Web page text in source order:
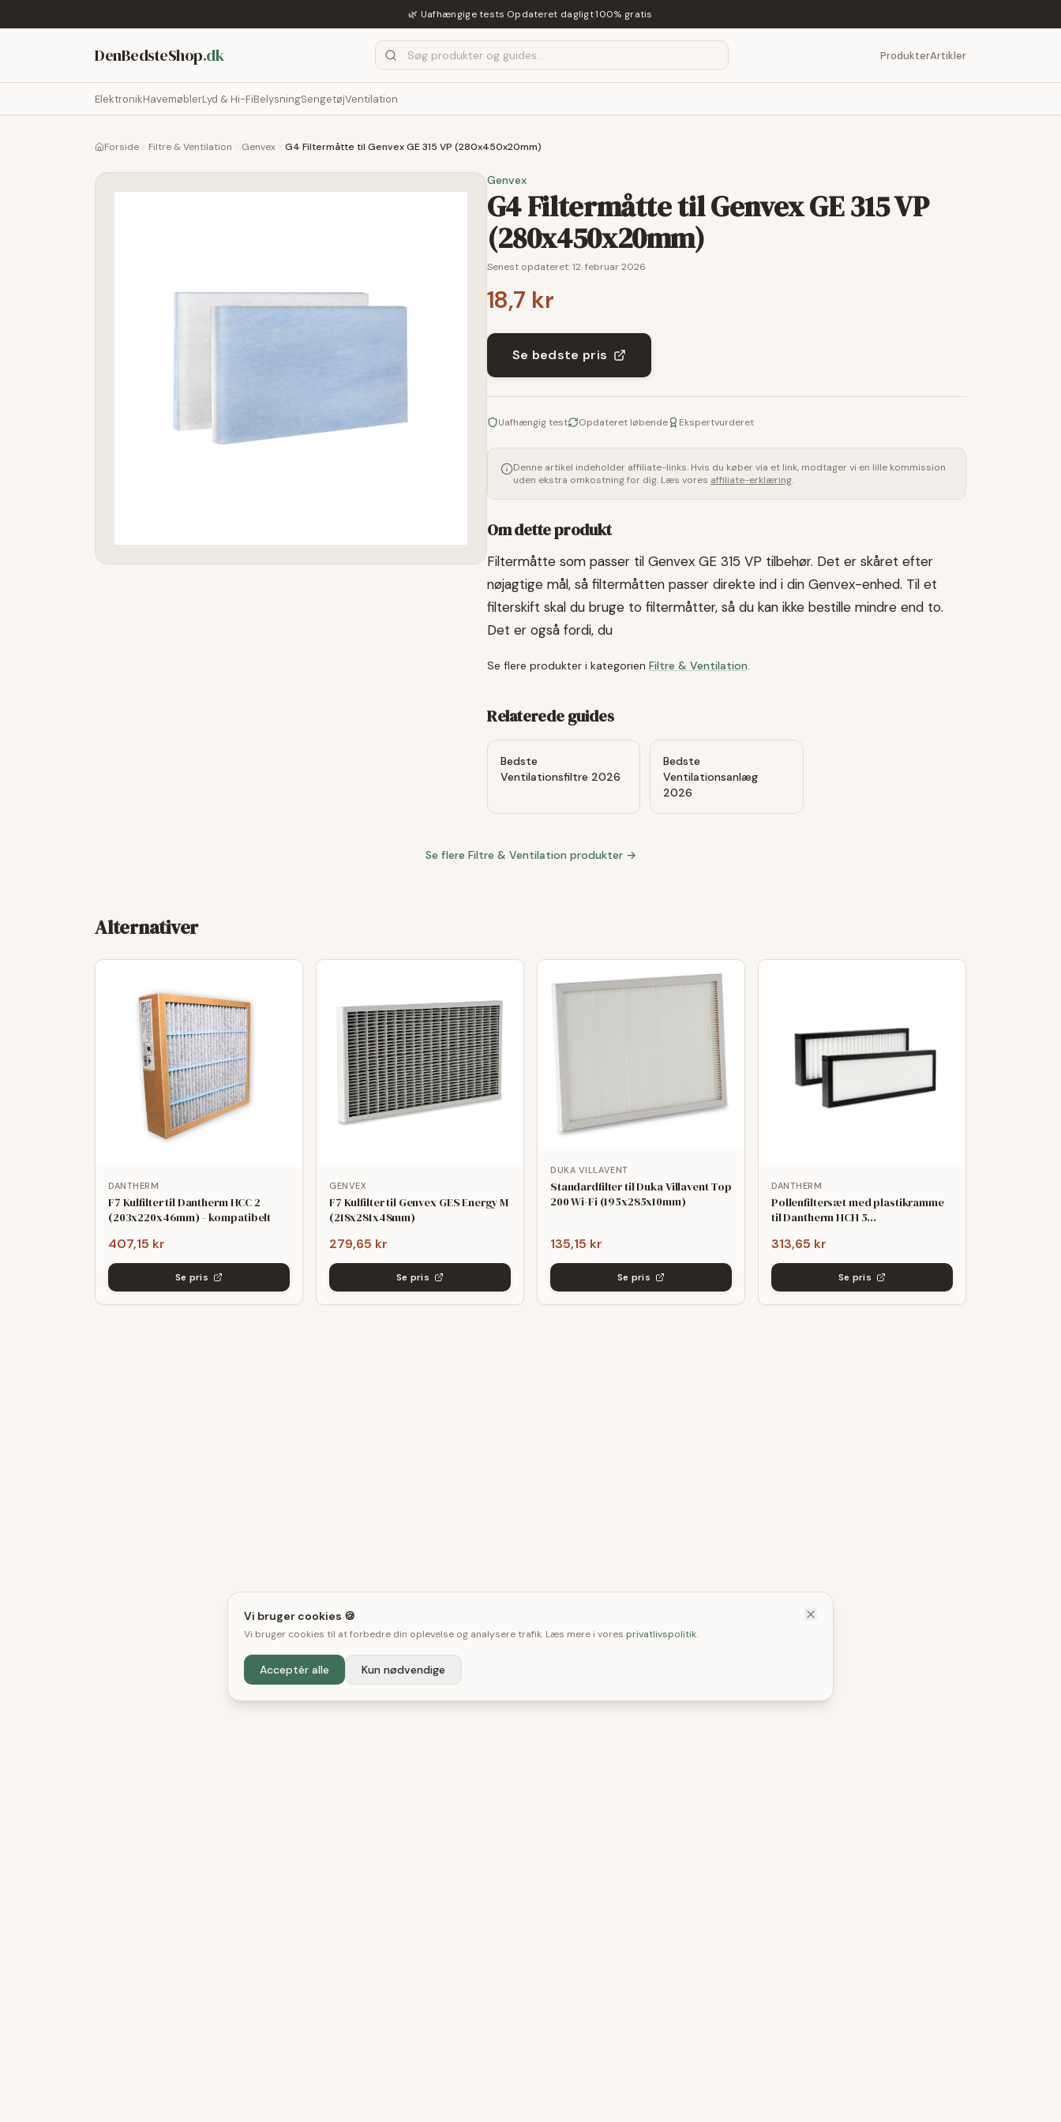
🌿 Uafhængige tests·Opdateret dagligt·100% gratis
DenBedsteShop.dk ProdukterArtikler
ElektronikHavemøblerLyd & Hi-FiBelysningSengetøjVentilation
Forside Filtre & Ventilation Genvex G4 Filtermåtte til Genvex GE 315 VP (280x450x20mm)
Genvex
G4 Filtermåtte til Genvex GE 315 VP
(280x450x20mm)
Senest opdateret:12. februar 2026
18,7 kr
Se bedste pris
Uafhængig test Opdateret løbende Ekspertvurderet
Denne artikel indeholder affiliate-links. Hvis du køber via et link, modtager vi en lille kommission
uden ekstra omkostning for dig. Læs vores affiliate-erklæring.
Om dette produkt
Filtermåtte som passer til Genvex GE 315 VP tilbehør. Det er skåret efter
nøjagtige mål, så filtermåtten passer direkte ind i din Genvex-enhed. Til et
filterskift skal du bruge to filtermåtter, så du kan ikke bestille mindre end to.
Det er også fordi, du
Se flere produkter i kategorien Filtre & Ventilation.
Relaterede guides
Bedste
Ventilationsfiltre 2026
Bedste
Ventilationsanlæg
2026
Se flere Filtre & Ventilation produkter →
Alternativer
DANTHERM
F7 Kulfilter til Dantherm HCC 2
(203x220x46mm) - kompatibelt
407,15 kr
Se pris
GENVEX
F7 Kulfilter til Genvex GES Energy M
(218x281x48mm)
279,65 kr
Se pris
DUKA VILLAVENT
Standardfilter til Duka Villavent Top
200 Wi-Fi (195x285x10mm)
135,15 kr
Se pris
DANTHERM
Pollenfiltersæt med plastikramme
til Dantherm HCH 5
313,65 kr
Se pris
Vi bruger cookies 🍪
Vi bruger cookies til at forbedre din oplevelse og analysere trafik. Læs mere i vores privatlivspolitik.
Acceptér alle Kun nødvendige